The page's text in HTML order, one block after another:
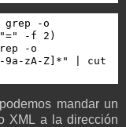
grep -o
"=" -f 2)
-o
9a-zA-Z]*" | cut
mandar un
XML a la dirección